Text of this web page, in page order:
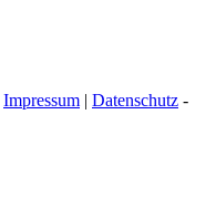
Impressum | Datenschutz -